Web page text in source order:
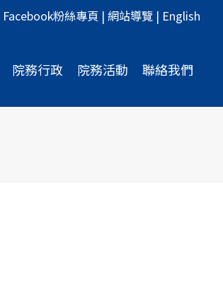
Facebook粉絲專頁 | 網站導覽 | English
院務行政 院務活動 聯絡我們